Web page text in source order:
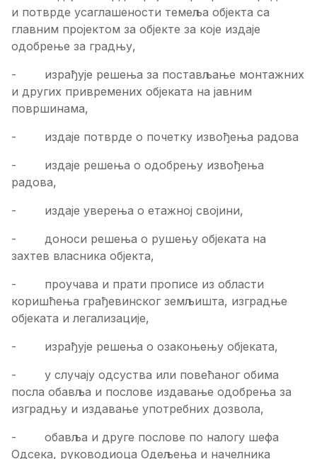
и потврде усаглашености темеља објекта са
главним пројектом за објекте за које издаје
одобрење за градњу,
- израђује решења за постављање монтажних
и других привремених објеката на јавним
површинама,
- издаје потврде о почетку извођења радова
- издаје решења о одобрењу извођења
радова,
- издаје уверења о етажној својини,
- доноси решења о рушењу објеката на
захтев власника објекта,
- проучава и прати прописе из области
коришћења грађевинског земљишта, изградње
објеката и легализације,
- израђује решења о озакоњењу објеката,
- у случају одсуства или повећаног обима
посла обавља и послове издавање одобрења за
изградњу и издавање употребних дозвола,
- обавља и друге послове по налогу шефа
Одсека, руководиоца Одељења и начелника